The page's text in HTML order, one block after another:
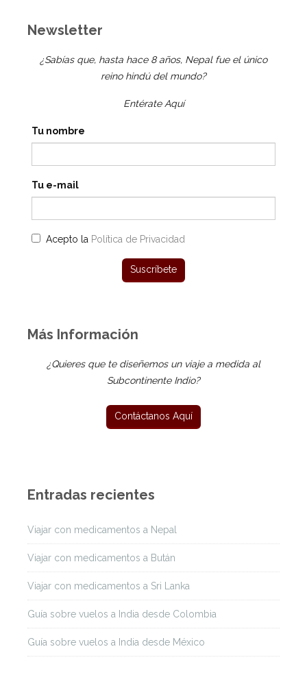
Newsletter
¿Sabías que, hasta hace 8 años, Nepal fue el único
reino hindú del mundo?
Entérate Aquí
Tu nombre
Tu e-mail
Acepto la Política de Privacidad
Más Información
¿Quieres que te diseñemos un viaje a medida al
Subcontinente Indio?
Entradas recientes
Viajar con medicamentos a Nepal
Viajar con medicamentos a Bután
Viajar con medicamentos a Sri Lanka
Guía sobre vuelos a India desde Colombia
Guía sobre vuelos a India desde México